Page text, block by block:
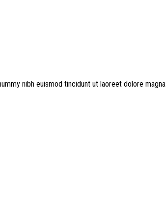
nibh euismod tincidunt ut laoreet dolore magna